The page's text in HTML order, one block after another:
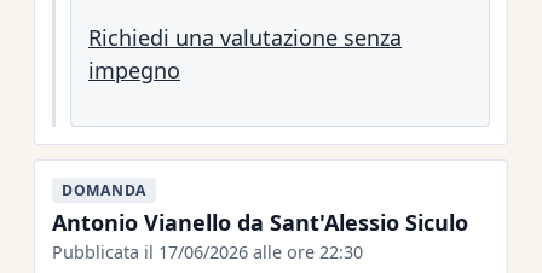
Richiedi una valutazione senza
impegno
DOMANDA
Antonio Vianello da Sant'Alessio Siculo
Pubblicata il 17/06/2026 alle ore 22:30